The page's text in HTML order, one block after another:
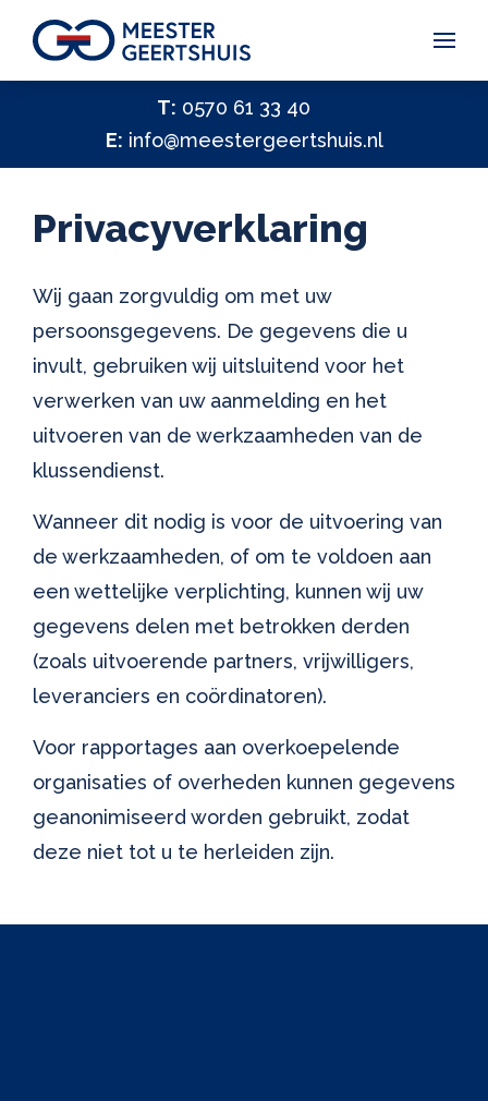
Vakantiegeld Samen Delen 2026
Hulp nodig?
Help ons helpen
Vacatures
Contact
T: 0570 61 33 40
E: info@meestergeertshuis.nl
Privacyverklaring
Wij gaan zorgvuldig om met uw
persoonsgegevens. De gegevens die u
invult, gebruiken wij uitsluitend voor het
verwerken van uw aanmelding en het
uitvoeren van de werkzaamheden van de
klussendienst.
Wanneer dit nodig is voor de uitvoering van
de werkzaamheden, of om te voldoen aan
een wettelijke verplichting, kunnen wij uw
gegevens delen met betrokken derden
(zoals uitvoerende partners, vrijwilligers,
leveranciers en coördinatoren).
Voor rapportages aan overkoepelende
organisaties of overheden kunnen gegevens
geanonimiseerd worden gebruikt, zodat
deze niet tot u te herleiden zijn.